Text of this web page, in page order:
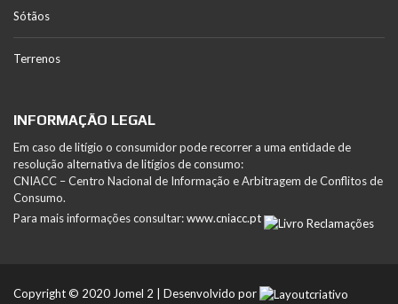
Sótãos
Terrenos
INFORMAÇÃO LEGAL
Em caso de litígio o consumidor pode recorrer a uma entidade de
resolução alternativa de litígios de consumo:
CNIACC – Centro Nacional de Informação e Arbitragem de Conflitos de
Consumo.
Para mais informações consultar:www.cniacc.pt
Copyright © 2020 Jomel 2 | Desenvolvido por